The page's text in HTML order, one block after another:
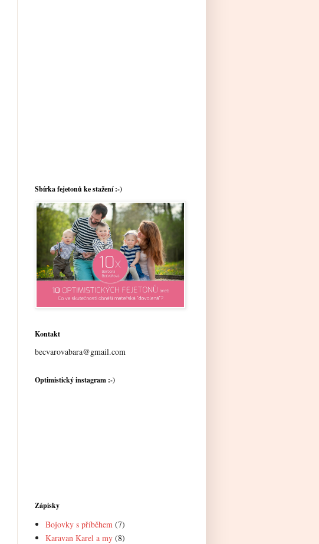
Sbírka fejetonů ke stažení :-)
Kontakt
becvarovabara@gmail.com
Optimistický instagram :-)
Zápisky
Bojovky s příběhem (7)
Karavan Karel a my (8)